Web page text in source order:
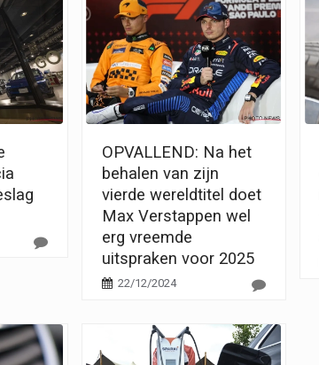
OPVALLEND: Na het
behalen van zijn
vierde wereldtitel doet
Max Verstappen wel
erg vreemde
uitspraken voor 2025
22/12/2024